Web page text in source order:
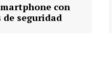
con
seguridad